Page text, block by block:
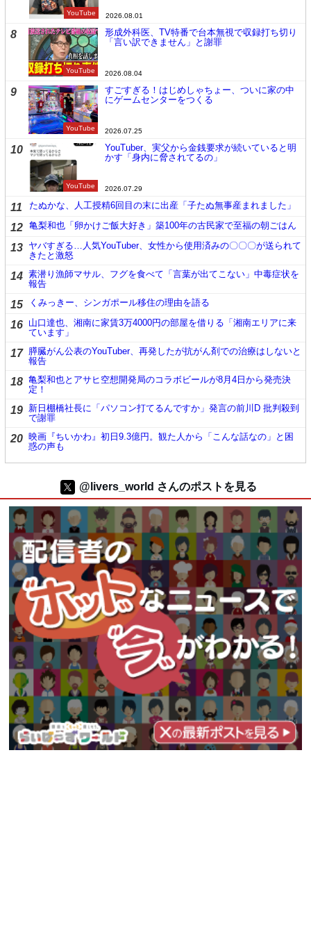
YouTube 2026.08.01
8
YouTube
形成外科医、TV特番で台本無視で収録打ち切り
「言い訳できません」と謝罪
2026.08.04
9
YouTube
すごすぎる！はじめしゃちょー、ついに家の中
にゲームセンターをつくる
2026.07.25
10
YouTube
YouTuber、実父から金銭要求が続いていると明
かす「身内に脅されてるの」
2026.07.29
11 たぬかな、人工授精6回目の末に出産「子たぬ無事産まれました」
12 亀梨和也「卵かけご飯大好き」築100年の古民家で至福の朝ごはん
13 ヤバすぎる…人気YouTuber、女性から使用済みの〇〇〇が送られて
きたと激怒
14 素潜り漁師マサル、フグを食べて「言葉が出てこない」中毒症状を
報告
15 くみっきー、シンガポール移住の理由を語る
16 山口達也、湘南に家賃3万4000円の部屋を借りる「湘南エリアに来
ています」
17 膵臓がん公表のYouTuber、再発したが抗がん剤での治療はしないと
報告
18 亀梨和也とアサヒ空想開発局のコラボビールが8月4日から発売決
定！
19 新日棚橋社長に「パソコン打てるんですか」発言の前川D 批判殺到
で謝罪
20 映画『ちいかわ』初日9.3億円。観た人から「こんな話なの」と困
惑の声も
@livers_world さんのポストを見る